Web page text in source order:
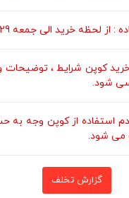
از لحظه خرید الی جمعه 29 اسفند
خرید کوپن شرایط ، توضیحات
شود.
استفاده از کوپن وجه به
می شود.
گزارش تخلف